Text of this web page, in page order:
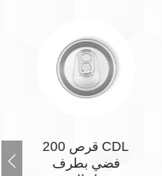
200 قرص CDL
فضي بطرف